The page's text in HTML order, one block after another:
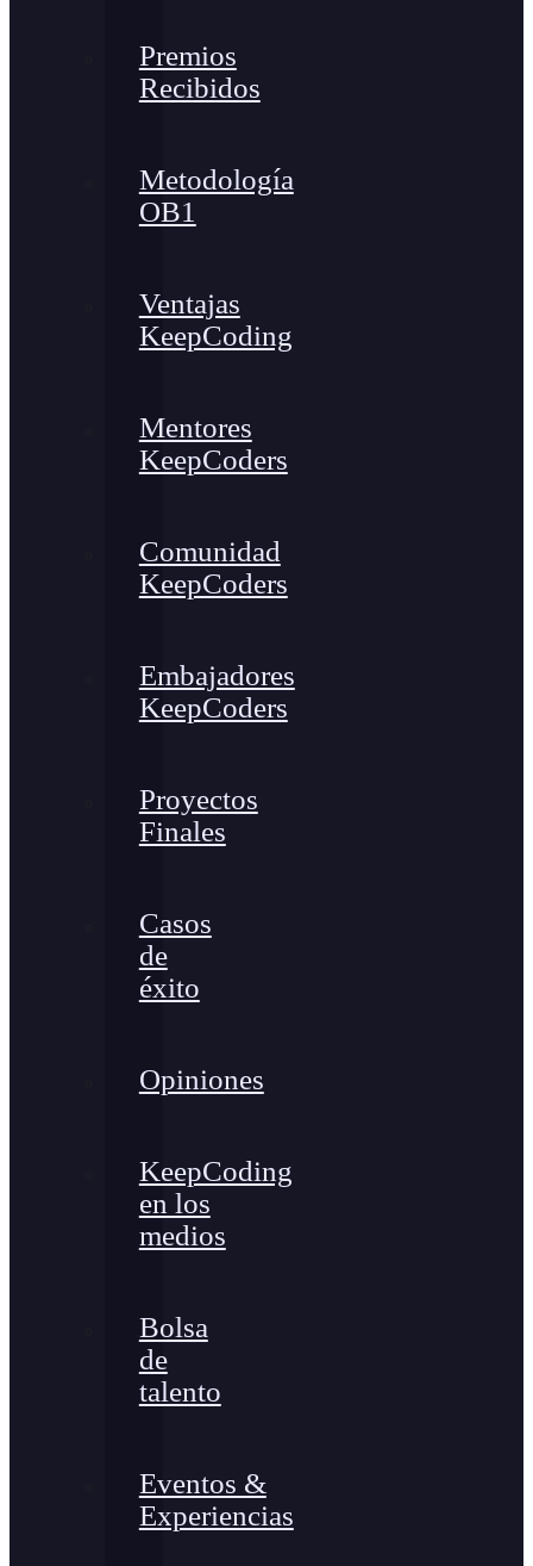
Premios
Recibidos
Metodología
OB1
Ventajas
KeepCoding
Mentores
KeepCoders
Comunidad
KeepCoders
Embajadores
KeepCoders
Proyectos
Finales
Casos
de
éxito
Opiniones
KeepCoding
en los
medios
Bolsa
de
talento
Eventos &
Experiencias